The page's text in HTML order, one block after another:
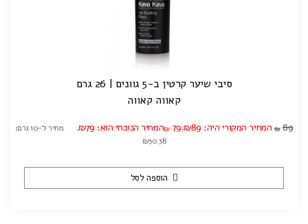
סיבי שיער קרטין ב-5 גוונים | 26 גרם
קאווה קאווה
₪ 89 המחיר המקורי היה: ₪89. ₪ 79 המחיר הנוכחי הוא: ₪79.
מחיר ל-10 גרם:
₪30.38
הוספה לסל